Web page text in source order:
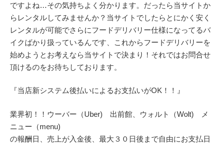
ですよね…その気持ちよく分かります。だったら当サイトか
らレンタルしてみませんか？当サイトでしたらとにかく安く
レンタルが可能でさらにフードデリバリー仕様になってるバ
イクばかり扱っているんです、これからフードデリバリーを
始めようとお考えなら当サイトで決まり！それではお問合せ
頂けるのをお待ちしております。
『当店新システム後払いによるお支払いがOK！！』
業界初！！ウーバー（Uber) 出前館、ウォルト（Wolt) メ
ニュー（menu)
の報酬日、売上が入金後、最大３０日後まで自由にお支払日